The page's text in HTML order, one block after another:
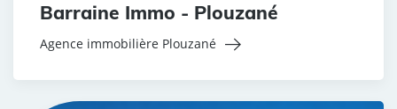
Barraine Immo - Plouzané
Agence immobilière Plouzané